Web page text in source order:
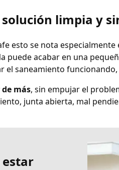
limpia y
esto se nota
puede acabar en una
el saneamiento
más, sin empujar el
junta abierta, mal
estar